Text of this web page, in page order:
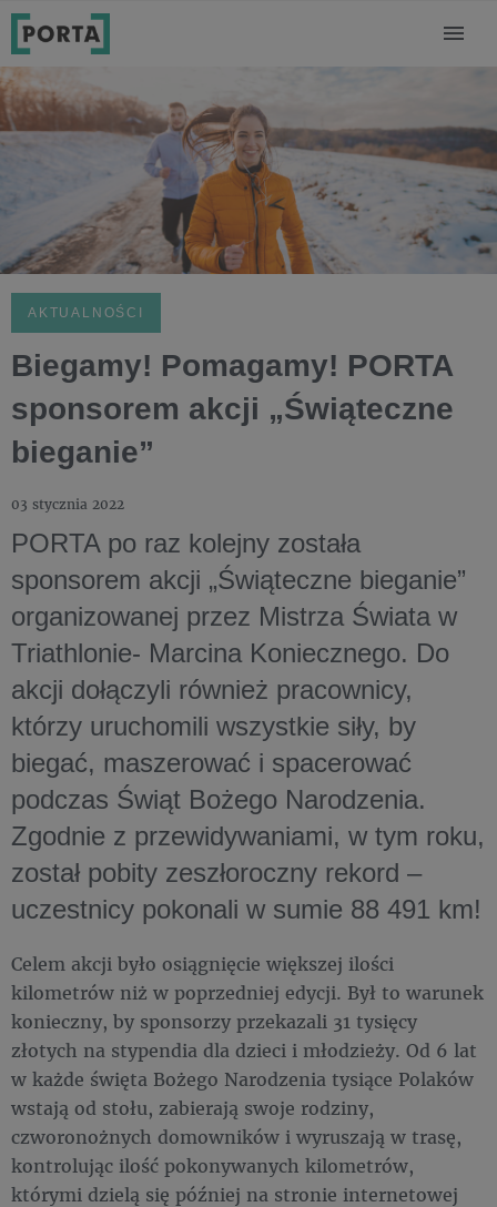
AKTUALNOŚCI
Biegamy! Pomagamy! PORTA
sponsorem akcji „Świąteczne
bieganie”
03 stycznia 2022
PORTA po raz kolejny została
sponsorem akcji „Świąteczne bieganie”
organizowanej przez Mistrza Świata w
Triathlonie- Marcina Koniecznego. Do
akcji dołączyli również pracownicy,
którzy uruchomili wszystkie siły, by
biegać, maszerować i spacerować
podczas Świąt Bożego Narodzenia.
Zgodnie z przewidywaniami, w tym roku,
został pobity zeszłoroczny rekord –
uczestnicy pokonali w sumie 88 491 km!
Celem akcji było osiągnięcie większej ilości
kilometrów niż w poprzedniej edycji. Był to warunek
konieczny, by sponsorzy przekazali 31 tysięcy
złotych na stypendia dla dzieci i młodzieży. Od 6 lat
w każde święta Bożego Narodzenia tysiące Polaków
wstają od stołu, zabierają swoje rodziny,
czworonożnych domowników i wyruszają w trasę,
kontrolując ilość pokonywanych kilometrów,
którymi dzielą się później na stronie internetowej